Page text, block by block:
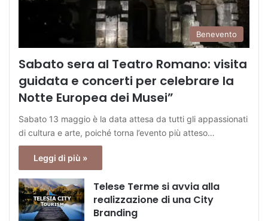
Benevento
Sabato sera al Teatro Romano: visita
guidata e concerti per celebrare la
Notte Europea dei Musei”
Sabato 13 maggio è la data attesa da tutti gli appassionati
di cultura e arte, poiché torna l’evento più atteso…
Leggi di più »
Telese Terme si avvia alla
realizzazione di una City
Branding